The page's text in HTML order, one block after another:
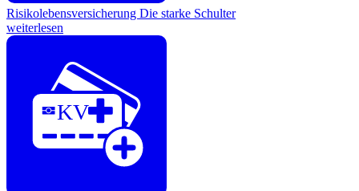
Risikolebensversicherung Die starke Schulter
weiterlesen
KV